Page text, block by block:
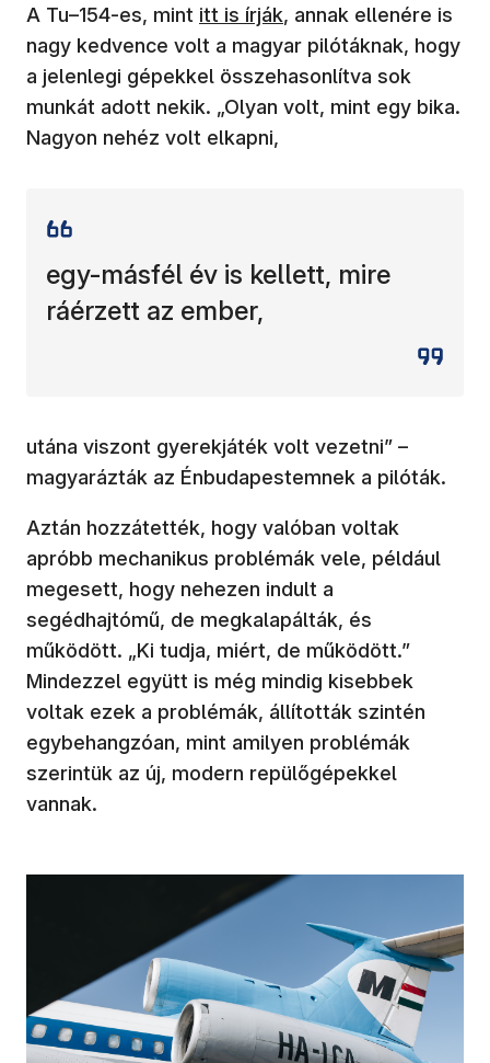
A Tu–154-es, mint (új ablakban nyílik meg)
itt is írják, annak ellenére is
nagy kedvence volt a magyar pilótáknak, hogy
a jelenlegi gépekkel összehasonlítva sok
munkát adott nekik. „Olyan volt, mint egy bika.
Nagyon nehéz volt elkapni,
egy-másfél év is kellett, mire
ráérzett az ember,
utána viszont gyerekjáték volt vezetni” –
magyarázták az Énbudapestemnek a pilóták.
Aztán hozzátették, hogy valóban voltak
apróbb mechanikus problémák vele, például
megesett, hogy nehezen indult a
segédhajtómű, de megkalapálták, és
működött. „Ki tudja, miért, de működött.”
Mindezzel együtt is még mindig kisebbek
voltak ezek a problémák, állították szintén
egybehangzóan, mint amilyen problémák
szerintük az új, modern repülőgépekkel
vannak.